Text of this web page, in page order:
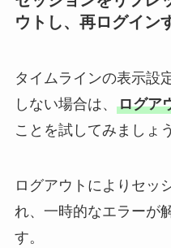
ウトし、再ログイン
タイムラインの表示設
しない場合は、 ログア
ことを試してみましょう
ログアウトによりセッ
れ、一時的なエラーが
す。